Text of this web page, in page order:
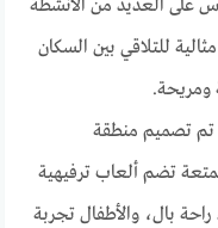
على العديد من الأنشطة
للتلاقي بين السكان
ومريحة.
تم تصميم منطقة
تضم ألعاب ترفيهية
راحة بال، والأطفال تجربة